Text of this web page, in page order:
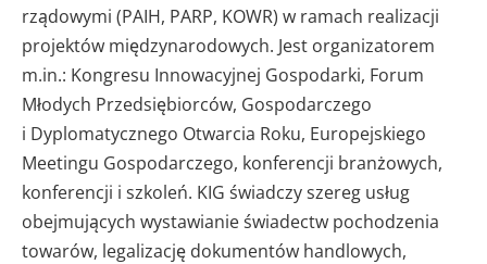
rządowymi (PAIH, PARP, KOWR) w ramach realizacji
projektów międzynarodowych. Jest organizatorem
m.in.: Kongresu Innowacyjnej Gospodarki, Forum
Młodych Przedsiębiorców, Gospodarczego
i Dyplomatycznego Otwarcia Roku, Europejskiego
Meetingu Gospodarczego, konferencji branżowych,
konferencji i szkoleń. KIG świadczy szereg usług
obejmujących wystawianie świadectw pochodzenia
towarów, legalizację dokumentów handlowych,